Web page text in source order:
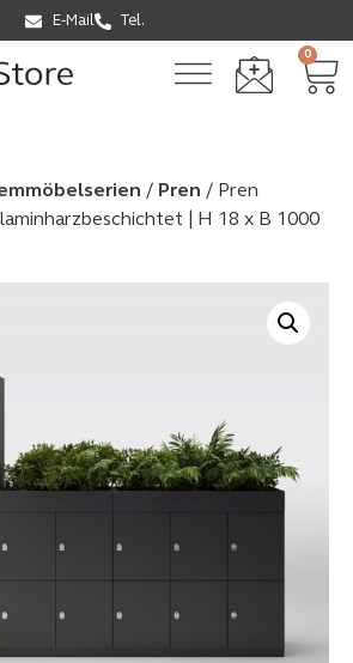
E-Mail Tel.
0
/ Pren / Pren
| H 18 x B 1000